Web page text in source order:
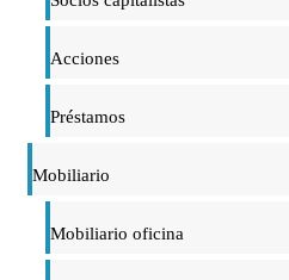
Acciones
Préstamos
Mobiliario
Mobiliario oficina